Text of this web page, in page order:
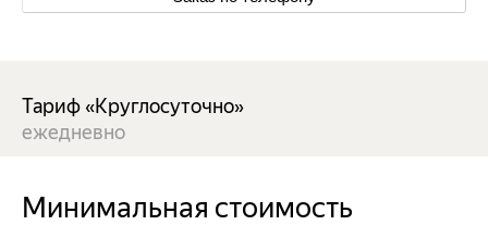
Тариф «Круглосуточно»
ежедневно
Минимальная стоимость